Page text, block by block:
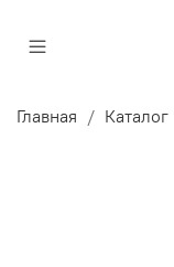
Главная Каталог